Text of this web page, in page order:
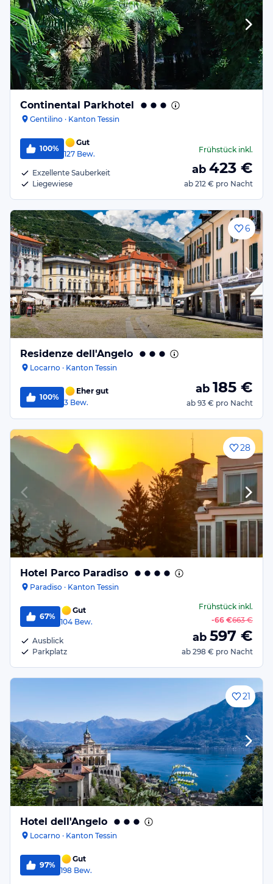
Continental Parkhotel
Gentilino · Kanton Tessin
100%
Gut
127 Bew.
Exzellente Sauberkeit
Liegewiese
Frühstückinkl.
ab 423 €
ab 212 € pro Nacht
6
Residenze dell'Angelo
Locarno · Kanton Tessin
100%
Eher gut
3 Bew.
ab 185 €
ab 93 € pro Nacht
28
Hotel Parco Paradiso
Paradiso · Kanton Tessin
67%
Gut
104 Bew.
Ausblick
Parkplatz
Frühstückinkl.
-66 €663 €
ab 597 €
ab 298 € pro Nacht
21
Hotel dell'Angelo
Locarno · Kanton Tessin
97%
Gut
198 Bew.